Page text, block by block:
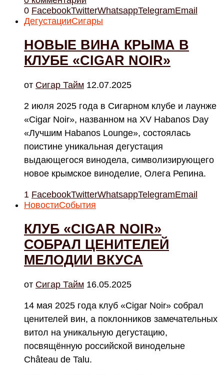
0 FacebookTwitterWhatsappTelegramEmail
ДегустацииСигары
НОВЫЕ ВИНА КРЫМА В
КЛУБЕ «CIGAR NOIR»
от Cигар Тайм 12.07.2025
2 июля 2025 года в Сигарном клубе и лаунже
«Cigar Noir», названном на XV Habanos Day
«Лучшим Habanos Lounge», состоялась
поистине уникальная дегустация
выдающегося винодела, символизирующего
новое крымское виноделие, Олега Репина.
1 FacebookTwitterWhatsappTelegramEmail
НовостиСобытия
КЛУБ «CIGAR NOIR»
СОБРАЛ ЦЕНИТЕЛЕЙ
МЕЛОДИИ ВКУСА
от Cигар Тайм 16.05.2025
14 мая 2025 года клуб «Cigar Noir» собрал
ценителей вин, а поклонников замечательных
витол на уникальную дегустацию,
посвящённую российской винодельне
Château de Talu.